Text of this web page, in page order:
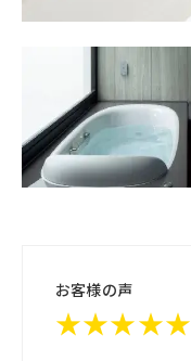
お客様の声
★★★★★